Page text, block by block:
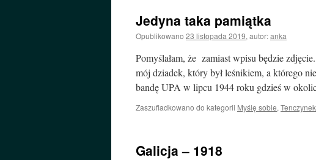
Jedyna taka pamiątka
Opublikowano 23 listopada 2019, autor:anka
Pomyślałam, że zamiast wpisu będzie
mój dziadek, który był leśnikiem, a którego
bandę UPA w lipcu 1944 roku gdzieś w
Zaszufladkowano do kategorii Myślę sobie, Tenczynek
Galicja – 1918